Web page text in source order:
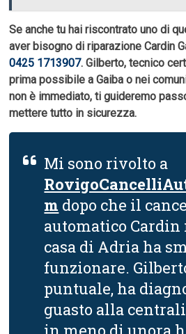
Se anche tu hai riscontrato uno di
aver bisogno di riparazione Cardin
0425 1713907. Gilberto, tecnico
prima possibile a Gaiba o nei
non è immediato, ti guideremo
mettere tutto in sicurezza.
Mi sono rivolto a
m dopo che il
automatico
casa di Adria ha
funzionare.
puntuale, ha
guasto alla